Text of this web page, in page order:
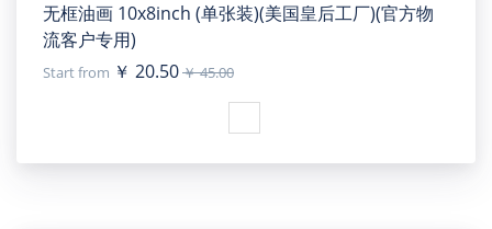
无框油画 10x8inch (单张装)(美国皇后工厂)(官方物
流客户专用)
Start from ￥ 20.50￥ 45.00